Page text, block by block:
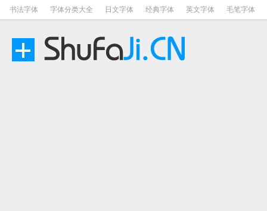
书法字体 字体分类大全 日文字体 经典字体 英文字体 毛笔字体